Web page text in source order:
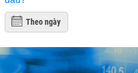
Theo ngày